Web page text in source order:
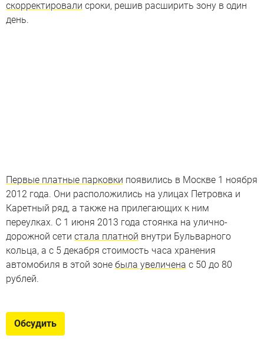
скорректировали сроки, решив расширить зону в один
день.
Первые платные парковки появились в Москве 1 ноября
2012 года. Они расположились на улицах Петровка и
Каретный ряд, а также на прилегающих к ним
переулках. С 1 июня 2013 года стоянка на улично-
дорожной сети стала платной внутри Бульварного
кольца, а с 5 декабря стоимость часа хранения
автомобиля в этой зоне была увеличена с 50 до 80
рублей.
Обсудить